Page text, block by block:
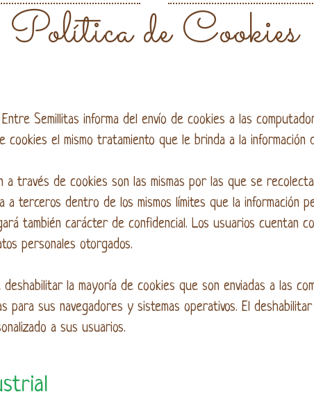
Política de Cookies
Semillitas informa del envío de cookies a las
el mismo tratamiento que le brinda a la información
a través de cookies son las mismas por las que se
terceros dentro de los mismos límites que la información
también carácter de confidencial. Los usuarios cuentan
personales otorgados.
la mayoría de cookies que son enviadas a las
para sus navegadores y sistemas operativos. El
a sus usuarios.